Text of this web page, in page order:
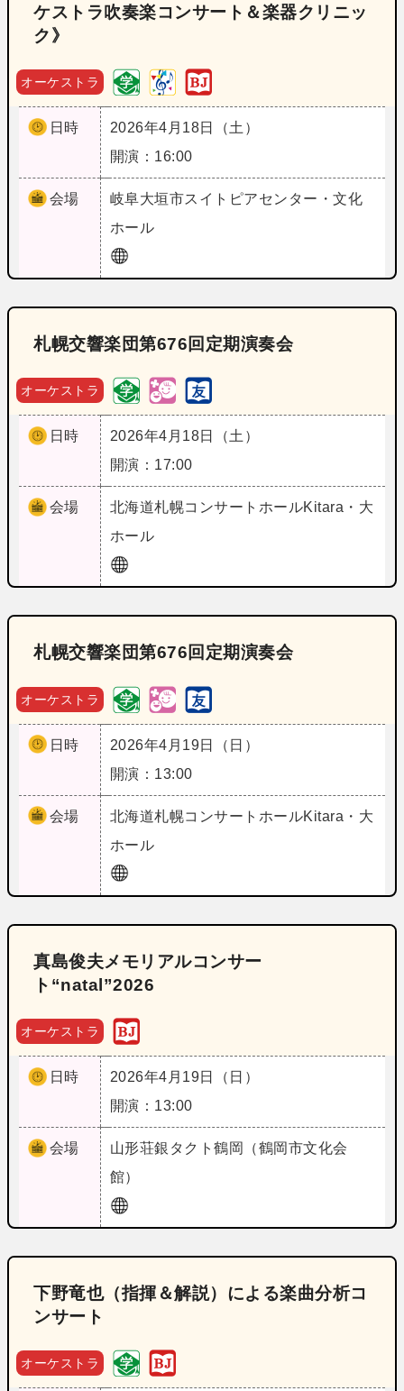
ケストラ吹奏楽コンサート＆楽器クリニッ
ク》
オーケストラ
日時
2026年4月18日（土）
開演：16:00
会場 岐阜大垣市スイトピアセンター・文化
ホール
札幌交響楽団第676回定期演奏会
オーケストラ
日時
2026年4月18日（土）
開演：17:00
会場 北海道札幌コンサートホールKitara・大
ホール
札幌交響楽団第676回定期演奏会
オーケストラ
日時
2026年4月19日（日）
開演：13:00
会場 北海道札幌コンサートホールKitara・大
ホール
真島俊夫メモリアルコンサー
ト“natal”2026
オーケストラ
日時
2026年4月19日（日）
開演：13:00
会場 山形荘銀タクト鶴岡（鶴岡市文化会
館）
下野竜也（指揮＆解説）による楽曲分析コ
ンサート
オーケストラ